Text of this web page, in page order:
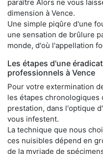
paraître Alors ne vous
dimension à Vence.
Une simple piqûre d'une
une sensation de brûlure
monde, d'où l'appellation
Les étapes d'une
professionnels à Vence
Pour votre extermination
les étapes chronologiques
prestation, dans l'optique
vous infestent.
La technique que nous
ces nuisibles dépend en
de la myriade de